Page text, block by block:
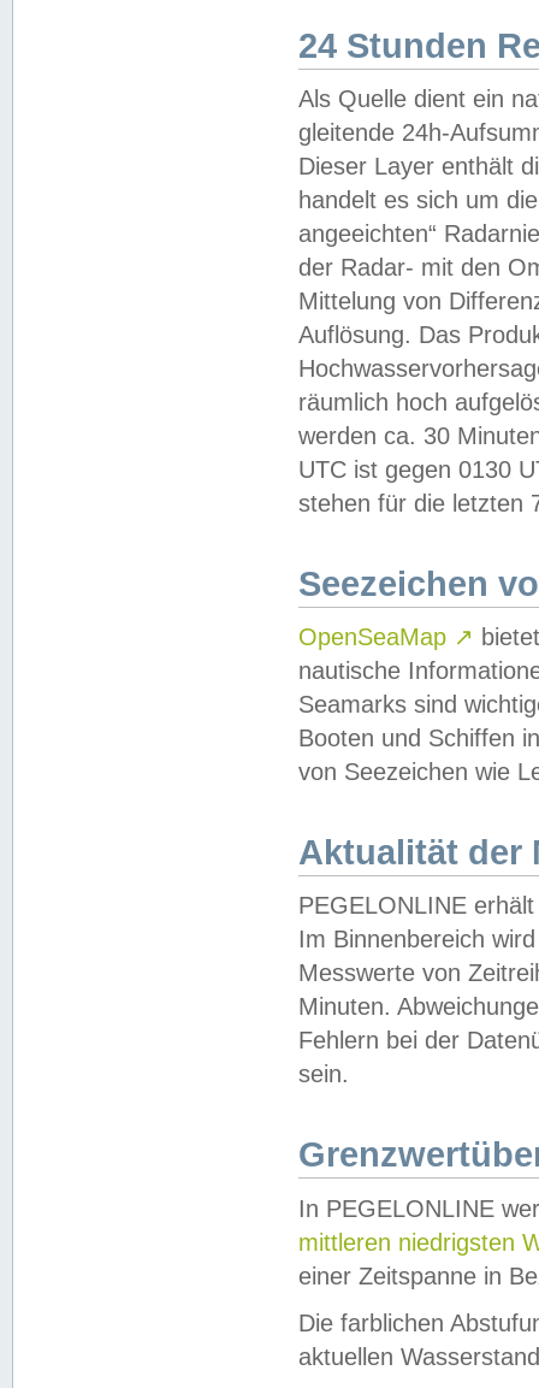
24 Stunden
Als Quelle dient ein
gleitende 24h-
Dieser Layer enthält
handelt es sich um
angeeichten“
der Radar- mit den
Mittelung von
Auflösung. Das
räumlich hoch
werden ca. 30
UTC ist gegen 0130
stehen für die letzten
Seezeichen
OpenSeaMap ↗
nautische
Seamarks sind
Booten und Schiffen
von Seezeichen wie
Aktualität der
PEGELONLINE
Im Binnenbereich
Messwerte von
Minuten.
Fehlern bei der
sein.
In PEGELONLINE
mittleren niedrigsten
einer Zeitspanne in
Die farblichen
aktuellen